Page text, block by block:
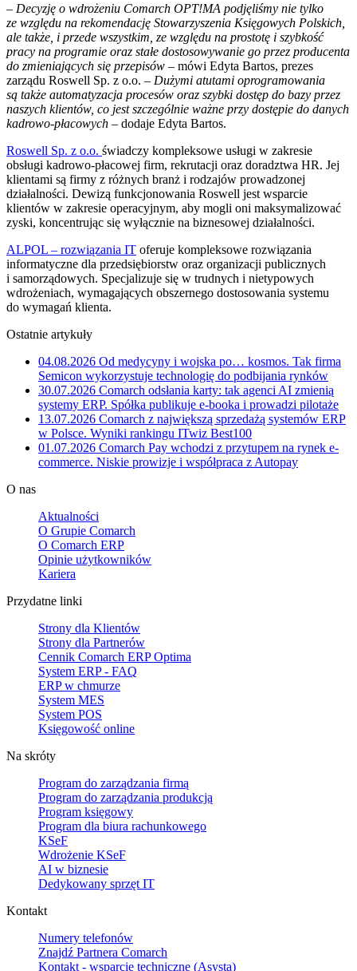
– Decyzję o wdrożeniu Comarch OPT!MA podjęliśmy nie tylko
ze względu na rekomendację Stowarzyszenia Księgowych Polskich,
ale także, i przede wszystkim, ze względu na prostotę i szybkość
pracy na programie oraz stałe dostosowywanie go przez producenta
do zmieniających się przepisów – mówi Edyta Bartos, prezes
zarządu Roswell Sp. z o.o. – Dużymi atutami oprogramowania
są także automatyzacja procesów oraz szybki dostęp do bazy przez
naszych klientów, co jest szczególnie ważne przy dostępie do danych
kadrowo-płacowych – dodaje Edyta Bartos.
Roswell Sp. z o.o. świadczy kompleksowe usługi w zakresie
obsługi kadrowo-płacowej firm, rekrutacji oraz doradztwa HR. Jej
klientami są firmy z różnych branż i rodzajów prowadzonej
działalności. Dewizą funkcjonowania Roswell jest wsparcie
klientów w zakresie operacyjnym, aby mogli oni maksymalizować
zyski, koncentrując się wyłącznie na biznesowej działalności.
ALPOL – rozwiązania IT oferuje kompleksowe rozwiązania
informatyczne dla przedsiębiorstw oraz organizacji publicznych
i samorządowych. Specjalizuje się w trudnych i nietypowych
wdrożeniach, wymagających obszernego dostosowania systemu
do wymagań klienta.
Ostatnie artykuły
04.08.2026 Od medycyny i wojska po… kosmos. Tak firma
Semicon wykorzystuje technologię do podbijania rynków
30.07.2026 Comarch odsłania karty: tak agenci AI zmienią
systemy ERP. Spółka publikuje e-booka i prowadzi pilotaże
13.07.2026 Comarch z największą sprzedażą systemów ERP
w Polsce. Wyniki rankingu ITwiz Best100
01.07.2026 Comarch Pay wchodzi z przytupem na rynek e-
commerce. Niskie prowizje i współpraca z Autopay
O nas
Aktualności
O Grupie Comarch
O Comarch ERP
Opinie użytkowników
Kariera
Przydatne linki
Strony dla Klientów
Strony dla Partnerów
Cennik Comarch ERP Optima
System ERP - FAQ
ERP w chmurze
System MES
System POS
Księgowość online
Na skróty
Program do zarządzania firmą
Program do zarządzania produkcją
Program księgowy
Program dla biura rachunkowego
KSeF
Wdrożenie KSeF
AI w biznesie
Dedykowany sprzęt IT
Kontakt
Numery telefonów
Znajdź Partnera Comarch
Kontakt - wsparcie techniczne (Asysta)